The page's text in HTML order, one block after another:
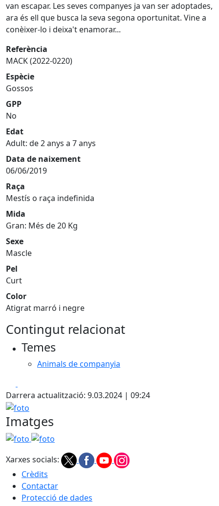
van escapar. Les seves companyes ja van ser adoptades,
ara és ell que busca la seva segona oportunitat. Vine a
conèixer-lo i deixa't enamorar...
Referència
MACK (2022-0220)
Espècie
Gossos
GPP
No
Edat
Adult: de 2 anys a 7 anys
Data de naixement
06/06/2019
Raça
Mestís o raça indefinida
Mida
Gran: Més de 20 Kg
Sexe
Mascle
Pel
Curt
Color
Atigrat marró i negre
Contingut relacionat
Temes
Animals de companyia
Darrera actualització: 9.03.2024 | 09:24
foto
Imatges
foto foto
Xarxes socials:
Crèdits
Contactar
Protecció de dades